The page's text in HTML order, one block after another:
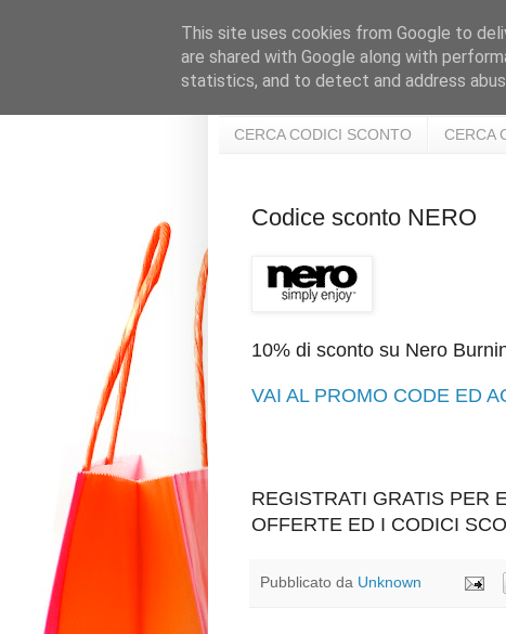
CERCA CODICI SCONTO CERCA
Codice sconto NERO
10% di sconto su Nero
VAI AL PROMO CODE ED
REGISTRATI GRATIS PER
OFFERTE ED I CODICI
Pubblicato da Unknown
This site uses cookies from Google to
are shared with Google along with
statistics, and to detect and address